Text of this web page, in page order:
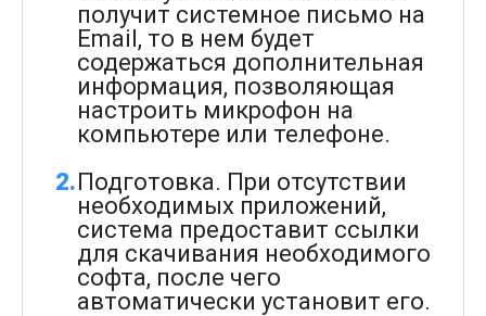
получит системное письмо на
Email, то в нем будет
содержаться дополнительная
информация, позволяющая
настроить микрофон на
компьютере или телефоне.
Подготовка. При отсутствии
необходимых приложений,
система предоставит ссылки
для скачивания необходимого
софта, после чего
автоматически установит его.